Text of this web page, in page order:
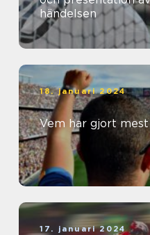
händelsen
18. januari 2024
Vem har gjort
17. januari 2024